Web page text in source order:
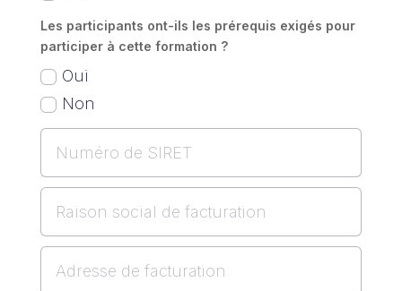
Les participants ont-ils les prérequis exigés pour
participer à cette formation ?
Oui
Non